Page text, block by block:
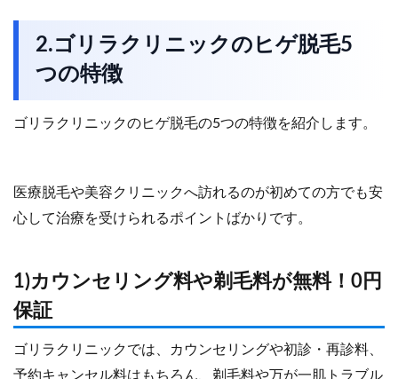
2.ゴリラクリニックのヒゲ脱毛5
つの特徴
ゴリラクリニックのヒゲ脱毛の5つの特徴を紹介します。
医療脱毛や美容クリニックへ訪れるのが初めての方でも安
心して治療を受けられるポイントばかりです。
1)カウンセリング料や剃毛料が無料！0円
保証
ゴリラクリニックでは、カウンセリングや初診・再診料、
予約キャンセル料はもちろん、剃毛料や万が一肌トラブル